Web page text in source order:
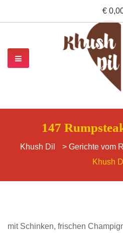
147
Khush Dil > Gerichte vom
Khush
mit Schinken, frischen
€